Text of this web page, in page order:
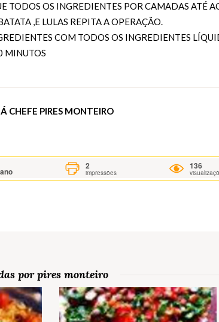
TODOS OS INGREDIENTES POR CAMADAS ATÉ
,E LULAS REPITA A OPERAÇÃO.
COM TODOS OS INGREDIENTES
MINUTOS
CHEFE PIRES MONTEIRO
2
impressões
136
por pires monteiro